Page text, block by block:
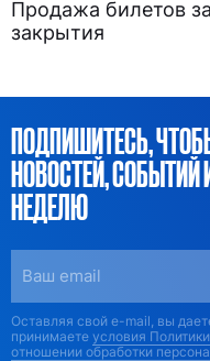
Продажа билетов
закрытия
ПОДПИШИТЕСЬ,
НОВОСТЕЙ,
НЕДЕЛЮ
Оставляя свой e-mail, вы
принимаете условия
отношении обработки